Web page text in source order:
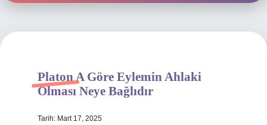
Hakkımızda
Platon A Göre Eylemin Ahlaki
Olması Neye Bağlıdır
Tarih: Mart 17, 2025